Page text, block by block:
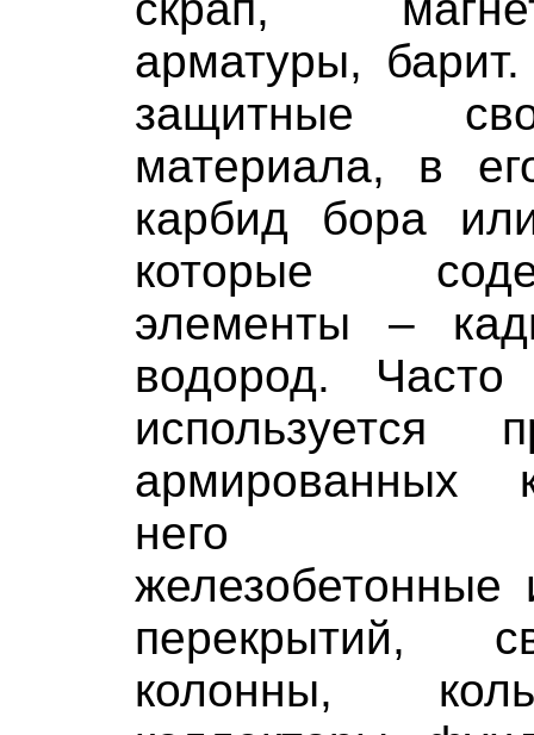
арматуры,
защитные
материала, в
карбид бора
которые
элементы –
водород.
используется
армированных
него
железобетонные
перекрытий,
колонны,